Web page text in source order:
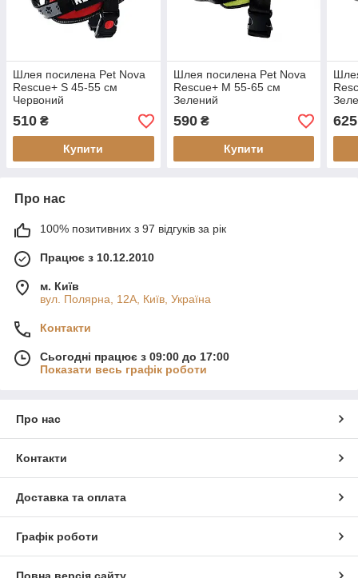
Шлея посилена Pet Nova
Rescue+ S 45-55 см
Червоний
510 ₴
Купити
Шлея посилена Pet Nova
Rescue+ M 55-65 см
Зелений
590₴
Купити
625
Про нас
100% позитивних з 97 відгуків за рік
Працює з 10.12.2010
м. Київ
вул. Полярна, 12А, Київ, Україна
Контакти
Сьогодні працює з 09:00 до 17:00
Показати весь графік роботи
Про нас
Контакти
Доставка та оплата
Графік роботи